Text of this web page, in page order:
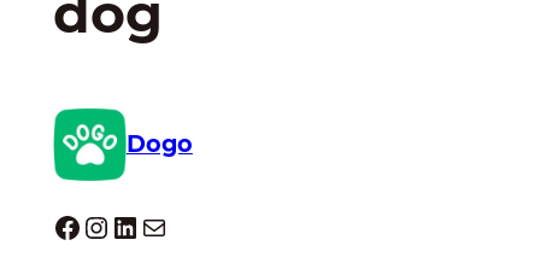
dog
Dogo
Dogo facebook InstagramLinkedIn E-mail